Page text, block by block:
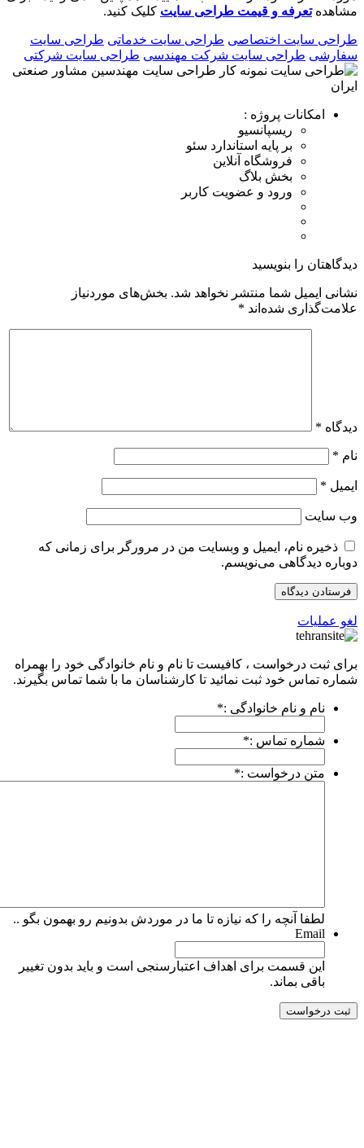
تعرفه و قیمت طراحی سایتکلیک کنید.
سایت اختصاصی طراحی سایت خدماتی طراحی سایت
طراحی سایت شرکت مهندسی طراحی سایت شرکتی
امکانات پروژه :
ریسپانسیو
بر پایه استاندارد سئو
فروشگاه آنلاین
بخش بلاگ
ورود و عضویت کاربر
را بنویسید
ایمیل شما منتشر نخواهد شد. بخش‌های موردنیاز
شده‌اند*
*
*
*
سایت
ذخیره نام، ایمیل و وبسایت من در مرورگر برای زمانی که
دیدگاهی می‌نویسم.
عملیات
ثبت درخواست ، کافیست تا نام و نام خانوادگی خود را بهمراه
تماس خود ثبت نمائید تا کارشناسان ما با شما تماس بگیرند.
نام و نام خانوادگی : *
شماره تماس : *
متن درخواست :*
لطفا آنچه را که نیازه تا ما در موردش بدونیم رو بهمون بگو ..
Email
این قسمت برای اهداف اعتبارسنجی است و باید بدون تغییر
باقی بماند.